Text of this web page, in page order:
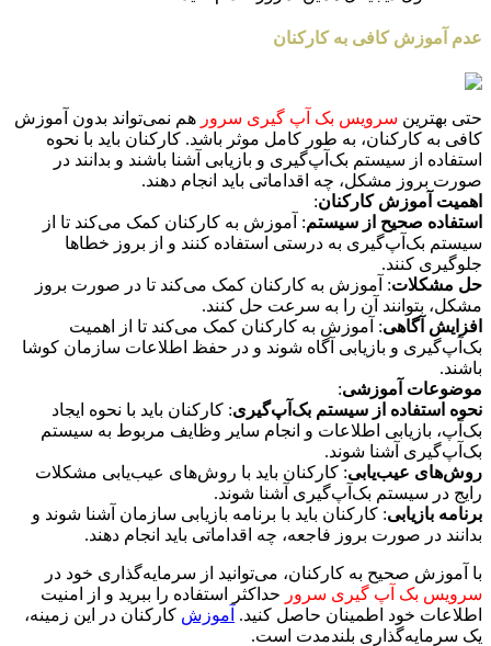
عدم آموزش کافی به کارکنان
حتی بهترین سرویس بک آپ گیری سرور هم نمی‌تواند بدون آموزش
کافی به کارکنان، به طور کامل موثر باشد. کارکنان باید با نحوه
استفاده از سیستم بک‌آپ‌گیری و بازیابی آشنا باشند و بدانند در
صورت بروز مشکل، چه اقداماتی باید انجام دهند.
اهمیت آموزش کارکنان:
استفاده صحیح از سیستم: آموزش به کارکنان کمک می‌کند تا از
سیستم بک‌آپ‌گیری به درستی استفاده کنند و از بروز خطاها
جلوگیری کنند.
حل مشکلات: آموزش به کارکنان کمک می‌کند تا در صورت بروز
مشکل، بتوانند آن را به سرعت حل کنند.
افزایش آگاهی: آموزش به کارکنان کمک می‌کند تا از اهمیت
بک‌آپ‌گیری و بازیابی آگاه شوند و در حفظ اطلاعات سازمان کوشا
باشند.
موضوعات آموزشی:
نحوه استفاده از سیستم بک‌آپ‌گیری: کارکنان باید با نحوه ایجاد
بک‌آپ، بازیابی اطلاعات و انجام سایر وظایف مربوط به سیستم
بک‌آپ‌گیری آشنا شوند.
روش‌های عیب‌یابی: کارکنان باید با روش‌های عیب‌یابی مشکلات
رایج در سیستم بک‌آپ‌گیری آشنا شوند.
برنامه بازیابی: کارکنان باید با برنامه بازیابی سازمان آشنا شوند و
بدانند در صورت بروز فاجعه، چه اقداماتی باید انجام دهند.
با آموزش صحیح به کارکنان، می‌توانید از سرمایه‌گذاری خود در
سرویس بک آپ گیری سرور حداکثر استفاده را ببرید و از امنیت
اطلاعات خود اطمینان حاصل کنید. آموزش کارکنان در این زمینه،
یک سرمایه‌گذاری بلندمدت است.